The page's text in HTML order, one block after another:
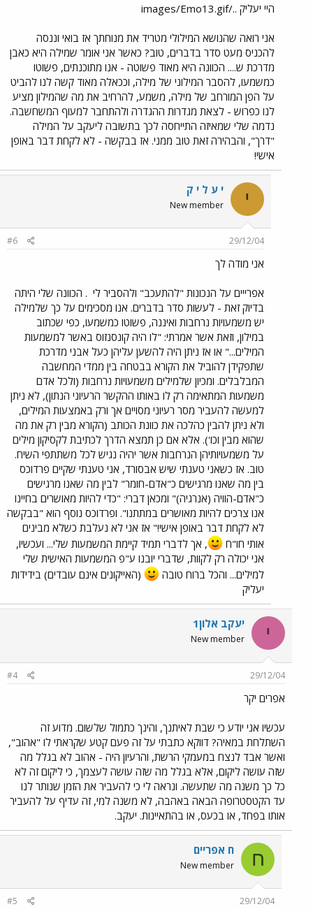
היי יעליק ../images/Emo13.gif
אני רואה שהנושא המילולי מטריד את מנוחתך אז בואי וננסה
להכניס מעט סדר בדברים, טוב? כאשר אני אומר שמילה היא כאבן
מדרכת ש.... הכוונה היא מאוד פשוטה - אנו מתוכנתים, פשוטו
כמשמעו, להסבר המילוני של מילה, וככאלה מאוד קשה לנו להביט
על הפן המורחב של מילה, משמע, להרחיב את מה שהמילון מציע
לנו כפרוש - לצאת מגדרות ההגדרה ולהתחבר למעוף המשחשבה.
נדמה שלי שמאיזה התייחסה לכך בתשובה ליעקב על המילה
"דרך", והבהירה זאת טוב ממני. אז בבקשה - לא לקחת דבר באופן
אישי!
י י ע ל י ק
New member
29/12/04
#6
אני מודה לך
אפרייים על הנכונות "להתעכב" ולהסביר לי . הכוונה שלי היתה
בדיוק זאת - לעשות סדר בדברים. אנו מסכימים על כך שלמילה
יש משמעויות נרחבות ואיננה, פשוטו כמשמעו, כפי שכתוב
במילון, וזאת אשר אמרתי: "לו היה קונסנזוס באשר למשמעות
המילים..." או אז ניתן היה להשען עליהן כעל אבני מדרכת
שתפקידן להוביל את הקורא בבטחה בין ממדי המחשבה
המבלבלים. ומכיון שלמילים משמעויות נרחבות (ולכל אדם
משמעות המתאימה רק לו באותו ההקשר הרעיוני הנתון), לא ניתן
למעשה להעביר מסר רעיוני מסויים אך ורק באמצעות המילים,
ולא ניתן להבין כהלכה את כוונת הכותב (הקורא מבין רק את מה
שהוא מבין וכו'). אלא אם כן תמצא הדרך לכתיבת לקסיקון מילים
על משמעויותיהן הנרחבות אשר יהיה נגיש לכל משתתפי השיח.
טוב. אז כשאני טענתי שיש אבסורד, אני טענתי שקיים פרדוכס
בין מה שאנו מרגישים כ"אדם-חומר" לבין מה שאנו מרגישים
כ"אדם-הוויה (אנרגיה)" ומכאן דברי: "כדי להיות מאושרים בחיינו
אנו צרכים להיות מאושרים במתתנו". ופרדוכס נוסף הוא "בבקשה
לא לקחת דבר באופן אישי!" אז אני לא נעלבת כשלא מבינים
אותי חו"ח
, אך לדברי תמיד קיימת המשמעות שלי... ועכשיו,
אני יכולה רק לקוות, שדברי יובנו ע"פ המשמעות האישית שלי
למילים... והכל ברוח טובה
(האייקונים אינם עובדים) בידידות
יעליק
י יעקב אלון1
New member
29/12/04
#4
אפרים יקר
עכשיו אני יודע כי שבת לאיתנך, והינך כתמול שלשום. מדוע זה
השתלחת במאיה? דווקא כתבתי על זה פעם קטע שקראתי לו "אהוב",
ואשר אבד לנצח במעמקי הרשת, והרעיון היה - אהוב לא בגלל מה
שזה עושה ליקום, אלא בגלל מה שזה עושה לעצמך, כי ליקום זה לא
כל כך משנה מה שתעשה. ונראה לי כי להעביר את הזמן שנותר לנו
עד הקטסטרופה הבאה באהבה, לא משנה למי, זה עדיף על להעביר
אותו בפחד, או בכעס, או בהתאיינות. יעקב.
ח ח אפריים
New member
29/12/04
#5